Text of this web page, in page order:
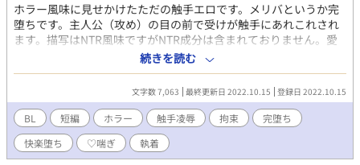
ホラー風味に見せかけたただの触手エロです。メリバというか完
堕ちです。主人公（攻め）の目の前で受けが触手にあれこれされ
ます。描写はNTR風味ですがNTR成分は含まれておりません。愛
はあります。ある種ハピエン。そういう話です。そんなオチは別
にいらんねんという方は１話目だけ読んでください。 書いてるう
ちに夏が終わってしまったのでヤケクソでタイトルつけました。
内容は別にギャグではないです。エロ方面はわりと頑張りまし
た。強姦描写・異種姦・ハート喘ぎ・ほんのちょっとだけ濁点喘
ぎ注意。 たぶん来週あたりから連載始めるので、よかったらそち
らもよろしくお願いします！
続きを読む
文字数 7,063 最終更新日 2022.10.15 登録日 2022.10.15
BL 短編 ホラー 触手凌辱 拘束
完堕ち
快楽堕ち
♡喘ぎ 執着